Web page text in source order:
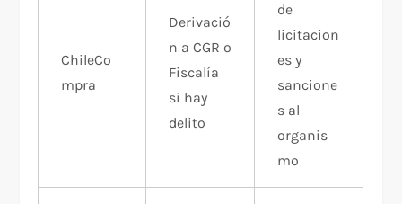
ChileCo
mpra
Derivació
n a CGR o
Fiscalía
si hay
delito
de
licitacion
es y
sancione
s al
organis
mo